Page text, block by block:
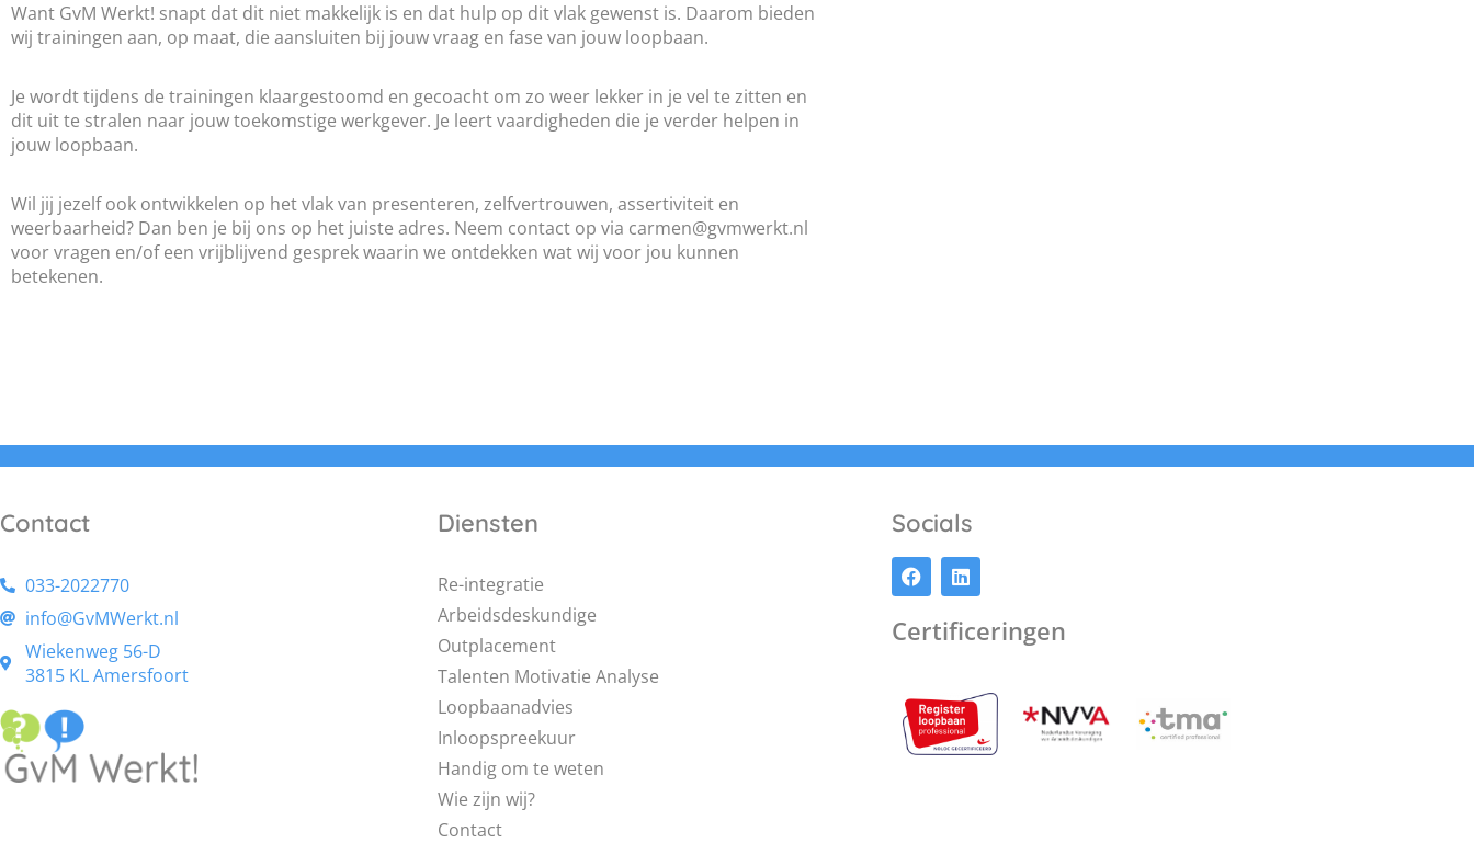
Want GvM Werkt! snapt dat dit niet makkelijk is en dat hulp op dit vlak gewenst is. Daarom bieden
wij trainingen aan, op maat, die aansluiten bij jouw vraag en fase van jouw loopbaan.
Je wordt tijdens de trainingen klaargestoomd en gecoacht om zo weer lekker in je vel te zitten en
dit uit te stralen naar jouw toekomstige werkgever. Je leert vaardigheden die je verder helpen in
jouw loopbaan.
Wil jij jezelf ook ontwikkelen op het vlak van presenteren, zelfvertrouwen, assertiviteit en
weerbaarheid? Dan ben je bij ons op het juiste adres. Neem contact op via carmen@gvmwerkt.nl
voor vragen en/of een vrijblijvend gesprek waarin we ontdekken wat wij voor jou kunnen
betekenen.
Contact
033-2022770
info@GvMWerkt.nl
Wiekenweg 56-D
3815 KL Amersfoort
Diensten
Re-integratie
Arbeidsdeskundige
Outplacement
Talenten Motivatie Analyse
Loopbaanadvies
Inloopspreekuur
Handig om te weten
Wie zijn wij?
Contact
Socials
Certificeringen